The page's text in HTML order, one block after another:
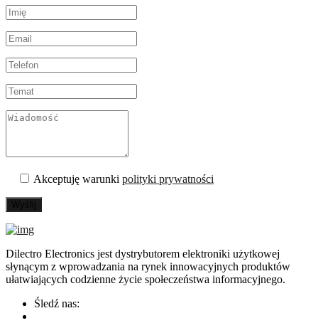
Akceptuję warunki polityki prywatności
Wyślij
Dilectro Electronics jest dystrybutorem elektroniki użytkowej
słynącym z wprowadzania na rynek innowacyjnych produktów
ułatwiających codzienne życie społeczeństwa informacyjnego.
Śledź nas: